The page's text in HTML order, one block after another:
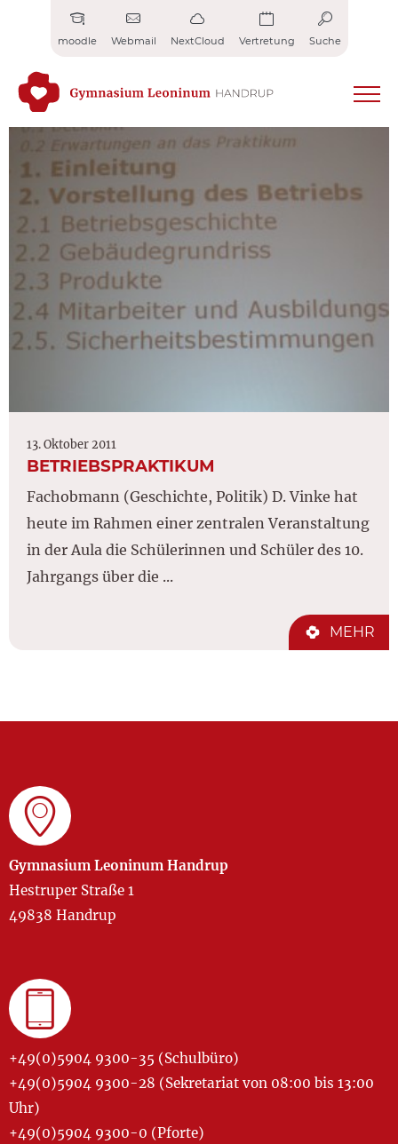
moodle Webmail NextCloud Vertretung Suche
13. Oktober 2011
BETRIEBSPRAKTIKUM
Fachobmann (Geschichte, Politik) D. Vinke hat
heute im Rahmen einer zentralen Veranstaltung
in der Aula die Schülerinnen und Schüler des 10.
Jahrgangs über die ...
MEHR
Gymnasium Leoninum Handrup
Hestruper Straße 1
49838 Handrup
+49(0)5904 9300-35 (Schulbüro)
+49(0)5904 9300-28 (Sekretariat von 08:00 bis 13:00
Uhr)
+49(0)5904 9300-0 (Pforte)